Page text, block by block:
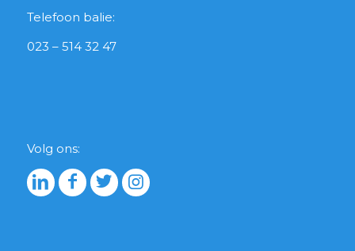
Telefoon balie:
023 – 514 32 47
Volg ons: